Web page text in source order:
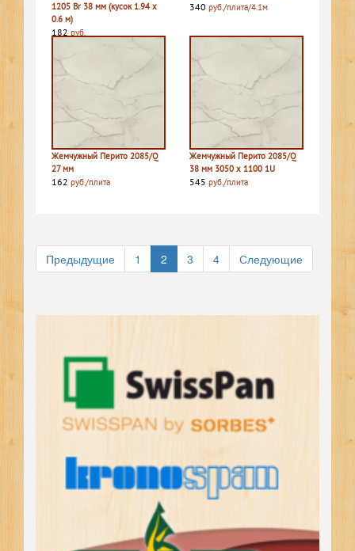
1205 Br 38 мм (кусок 1.94 х
0.6 м)
182 руб.
340 руб./плита/4.1м
Жемчужный Перито 2085/Q
27 мм
162 руб./плита
Жемчужный Перито 2085/Q
38 мм 3050 х 1100 1U
545 руб./плита
Предыдущие 1 2 3 4 Следующие